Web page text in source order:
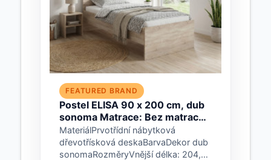
FEATURED BRAND
Postel ELISA 90 x 200 cm, dub
sonoma Matrace: Bez matrace,
Rošt: Bez roštu
MateriálPrvotřídní nábytková
dřevotřísková deskaBarvaDekor dub
sonomaRozměryVnější délka: 204,5